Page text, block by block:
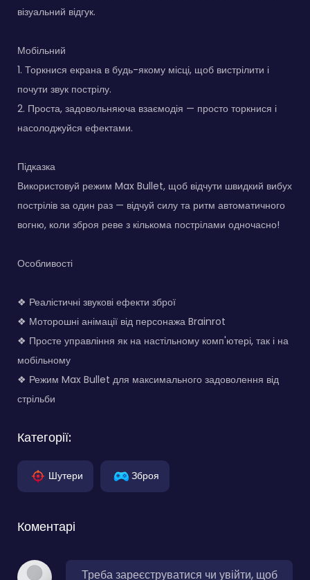
візуальний відгук.
Мобільний
1. Торкнися екрана в будь-якому місці, щоб вистрілити і
почути звук пострілу.
2. Проста, задовольняюча взаємодія — просто торкнися і
насолоджуйся ефектами.
Підказка
Використовуй режим Max Bullet, щоб відчути швидкий вибух
пострілів за один раз — відчуй силу та ритм автоматичного
вогню, коли зброя реве з кількома пострілами одночасно!
Особливості
❖ Реалістичні звукові ефекти зброї
❖ Моторошні анімації від персонажа Brainrot
❖ Просте управління як на настільному комп'ютері, так і на
мобільному
❖ Режим Max Bullet для максимального задоволення від
стрільби
Категорії:
Шутери Зброя
Коментарі
Треба зареєструватися чи увійти, щоб